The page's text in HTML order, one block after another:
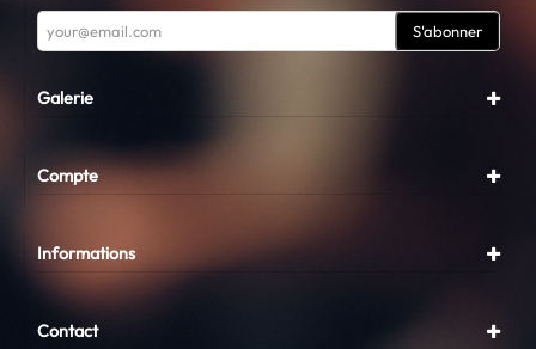
S'abonner
Galerie
Compte
Informations
Contact